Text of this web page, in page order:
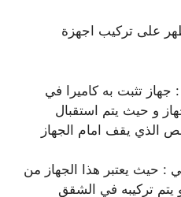
على تركيب اجهزة
جهاز تثبت به كاميرا في
و حيث يتم استقبال
يقف امام الجهاز
: حيث يعتبر هذا الجهاز من
يتم تركيبه في الشقق